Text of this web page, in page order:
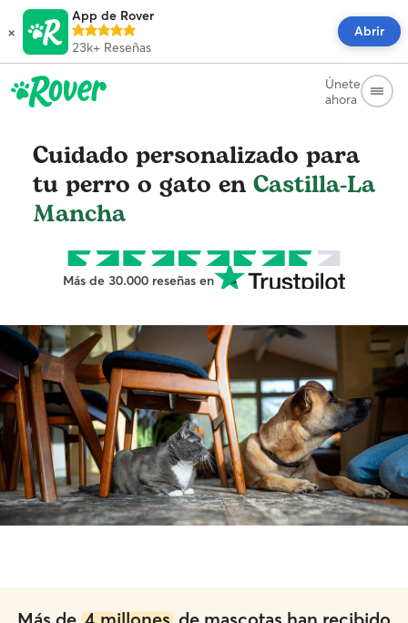
×
App de Rover
23k+ Reseñas
Abrir
Únete
ahora
Cuidado personalizado para
tu perro o gato en Castilla-La
Mancha
Más de 30.000 reseñas en